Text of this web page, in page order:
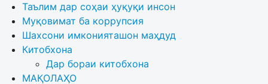
Таълим дар соҳаи ҳуқуқи инсон
Муқовимат ба коррупсия
Шахсони имконияташон маҳдуд
Китобхона
Дар бораи китобхона
МАҚОЛАҲО